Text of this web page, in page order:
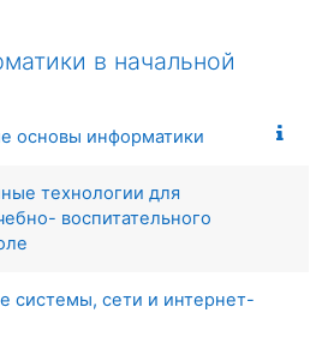
в начальной
основы информатики
технологии для
воспитательного
системы, сети и интернет-